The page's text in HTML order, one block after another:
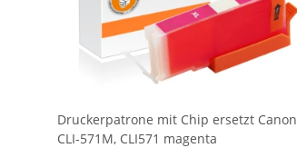
Druckerpatrone mit Chip ersetzt Canon
CLI-571M, CLI571 magenta